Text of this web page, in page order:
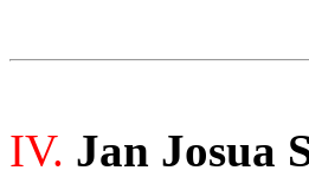
IV. Jan Josua